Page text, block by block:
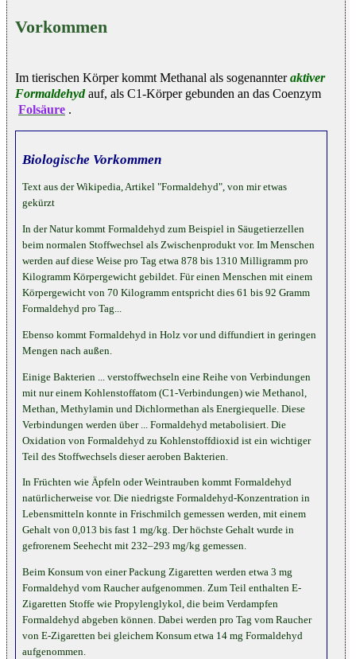
Vorkommen
Im tierischen Körper kommt Methanal als sogenannteraktiver
Formaldehydauf, als C1-Körper gebunden an das Coenzym
Folsäure .
Biologische Vorkommen
Text aus der Wikipedia, Artikel "Formaldehyd", von mir etwas
gekürzt
In der Natur kommt Formaldehyd zum Beispiel in Säugetierzellen
beim normalen Stoffwechsel als Zwischenprodukt vor. Im Menschen
werden auf diese Weise pro Tag etwa 878 bis 1310 Milligramm pro
Kilogramm Körpergewicht gebildet. Für einen Menschen mit einem
Körpergewicht von 70 Kilogramm entspricht dies 61 bis 92 Gramm
Formaldehyd pro Tag...
Ebenso kommt Formaldehyd in Holz vor und diffundiert in geringen
Mengen nach außen.
Einige Bakterien ... verstoffwechseln eine Reihe von Verbindungen
mit nur einem Kohlenstoffatom (C1-Verbindungen) wie Methanol,
Methan, Methylamin und Dichlormethan als Energiequelle. Diese
Verbindungen werden über ... Formaldehyd metabolisiert. Die
Oxidation von Formaldehyd zu Kohlenstoffdioxid ist ein wichtiger
Teil des Stoffwechsels dieser aeroben Bakterien.
In Früchten wie Äpfeln oder Weintrauben kommt Formaldehyd
natürlicherweise vor. Die niedrigste Formaldehyd-Konzentration in
Lebensmitteln konnte in Frischmilch gemessen werden, mit einem
Gehalt von 0,013 bis fast 1 mg/kg. Der höchste Gehalt wurde in
gefrorenem Seehecht mit 232–293 mg/kg gemessen.
Beim Konsum von einer Packung Zigaretten werden etwa 3 mg
Formaldehyd vom Raucher aufgenommen. Zum Teil enthalten E-
Zigaretten Stoffe wie Propylenglykol, die beim Verdampfen
Formaldehyd abgeben können. Dabei werden pro Tag vom Raucher
von E-Zigaretten bei gleichem Konsum etwa 14 mg Formaldehyd
aufgenommen.